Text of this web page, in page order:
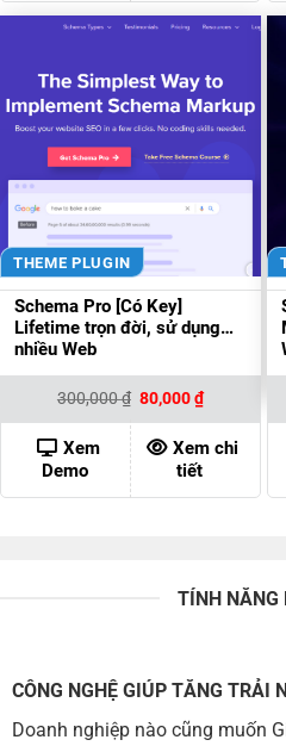
THEME PLUGIN
Schema Pro [Có Key]
Lifetime trọn đời, sử dụng
nhiều Web
300,000₫ Giá
gốc
là:
300,000 ₫.
80,000₫Giá
hiện
tại
là:
80,000 ₫.
Xem
Demo
Xem chi
tiết
TÍNH NĂNG
CÔNG NGHỆ GIÚP TĂNG TRẢI
Doanh nghiệp nào cũng muốn